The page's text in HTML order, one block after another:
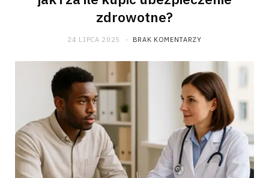
zdrowotne?
24 LIPCA 2025 BRAK KOMENTARZY